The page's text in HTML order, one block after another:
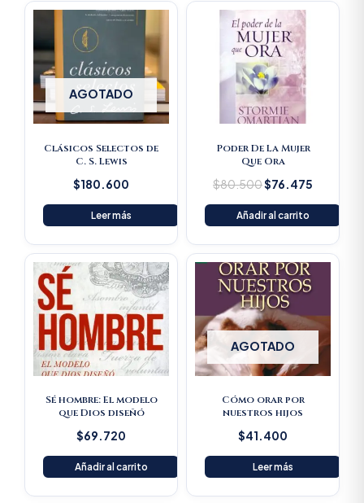
AGOTADO
Clásicos Selectos de
C. S. Lewis
$180.600
Leer más
Poder De La Mujer
Que Ora
$80.500
Original
price
was:
$80.500.
$76.475
Current
Añadir al carrito
Sé hombre: El modelo
que Dios diseñó
$69.720
Añadir al carrito
AGOTADO
Cómo orar por
nuestros hijos
$41.400
Leer más